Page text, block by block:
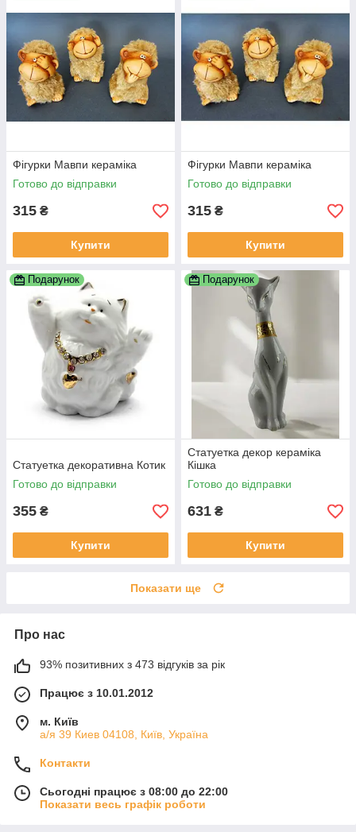
Фігурки Мавпи кераміка
Готово до відправки
315 ₴
Купити
Фігурки Мавпи кераміка
Готово до відправки
315 ₴
Купити
Подарунок
Статуетка декоративна Котик
Готово до відправки
355 ₴
Купити
Подарунок
Статуетка декор кераміка
Кішка
Готово до відправки
631 ₴
Купити
Показати ще
Про нас
93% позитивних з 473 відгуків за рік
Працює з 10.01.2012
м. Київ
а/я 39 Киев 04108, Київ, Україна
Контакти
Сьогодні працює з 08:00 до 22:00
Показати весь графік роботи